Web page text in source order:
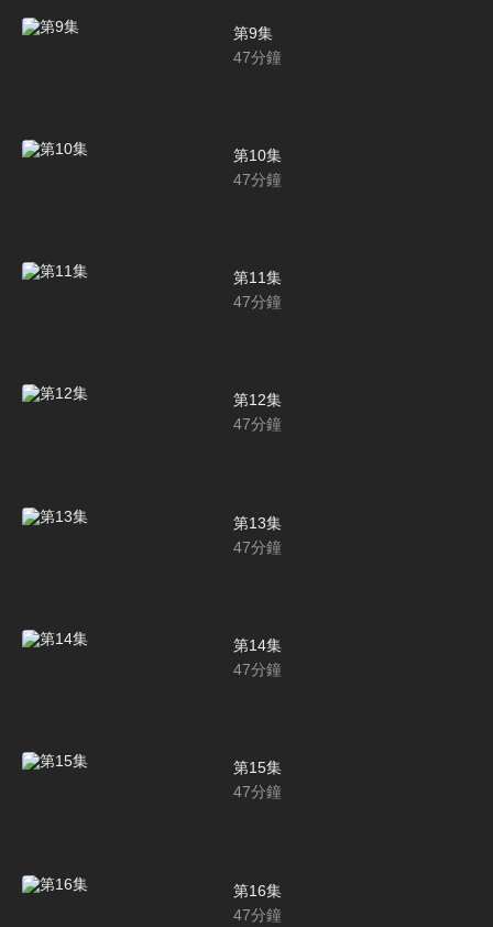
第9集
47分鐘
第10集
47分鐘
第11集
47分鐘
第12集
47分鐘
第13集
47分鐘
第14集
47分鐘
第15集
47分鐘
第16集
47分鐘